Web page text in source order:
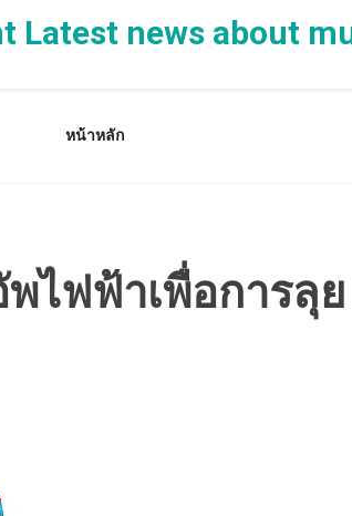
Latest news about
หน้าหลัก
พไฟฟ้าเพื่อการลุย